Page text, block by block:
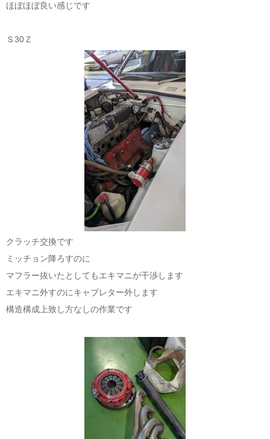
ほぼほぼ良い感じです
Ｓ30Ｚ
クラッチ交換です
ミッチョン降ろすのに
マフラー抜いたとしてもエキマニが干渉します
エキマニ外すのにキャブレター外します
構造構成上致し方なしの作業です